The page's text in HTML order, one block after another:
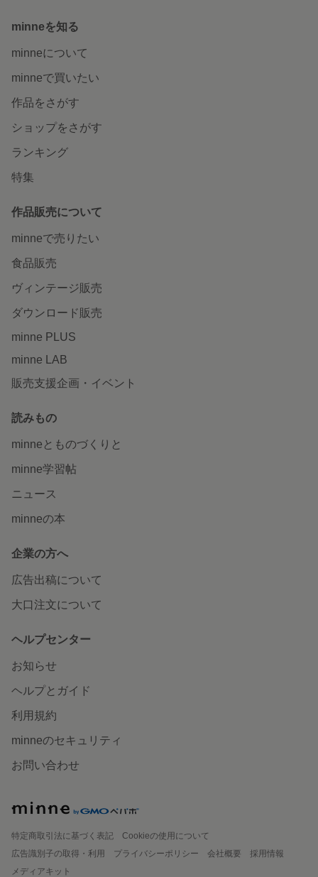
minneを知る
minneについて
minneで買いたい
作品をさがす
ショップをさがす
ランキング
特集
作品販売について
minneで売りたい
食品販売
ヴィンテージ販売
ダウンロード販売
minne PLUS
minne LAB
販売支援企画・イベント
読みもの
minneとものづくりと
minne学習帖
ニュース
minneの本
企業の方へ
広告出稿について
大口注文について
ヘルプセンター
お知らせ
ヘルプとガイド
利用規約
minneのセキュリティ
お問い合わせ
特定商取引法に基づく表記
Cookieの使用について
広告識別子の取得・利用
プライバシーポリシー 会社概要
採用情報
メディアキット